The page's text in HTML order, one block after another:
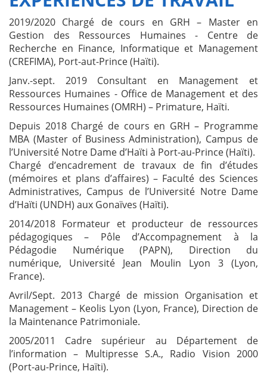
2019/2020 Chargé de cours en GRH – Master en
Gestion des Ressources Humaines - Centre de
Recherche en Finance, Informatique et Management
(CREFIMA), Port-aut-Prince (Haïti).
Janv.-sept. 2019 Consultant en Management et
Ressources Humaines - Office de Management et des
Ressources Humaines (OMRH) – Primature, Haïti.
Depuis 2018 Chargé de cours en GRH – Programme
MBA (Master of Business Administration), Campus de
l’Université Notre Dame d’Haïti à Port-au-Prince (Haïti).
Chargé d’encadrement de travaux de fin d’études
(mémoires et plans d’affaires) – Faculté des Sciences
Administratives, Campus de l’Université Notre Dame
d’Haïti (UNDH) aux Gonaïves (Haïti).
2014/2018 Formateur et producteur de ressources
pédagogiques – Pôle d’Accompagnement à la
Pédagodie Numérique (PAPN), Direction du
numérique, Université Jean Moulin Lyon 3 (Lyon,
France).
Avril/Sept. 2013 Chargé de mission Organisation et
Management – Keolis Lyon (Lyon, France), Direction de
la Maintenance Patrimoniale.
2005/2011 Cadre supérieur au Département de
l’information – Multipresse S.A., Radio Vision 2000
(Port-au-Prince, Haïti).